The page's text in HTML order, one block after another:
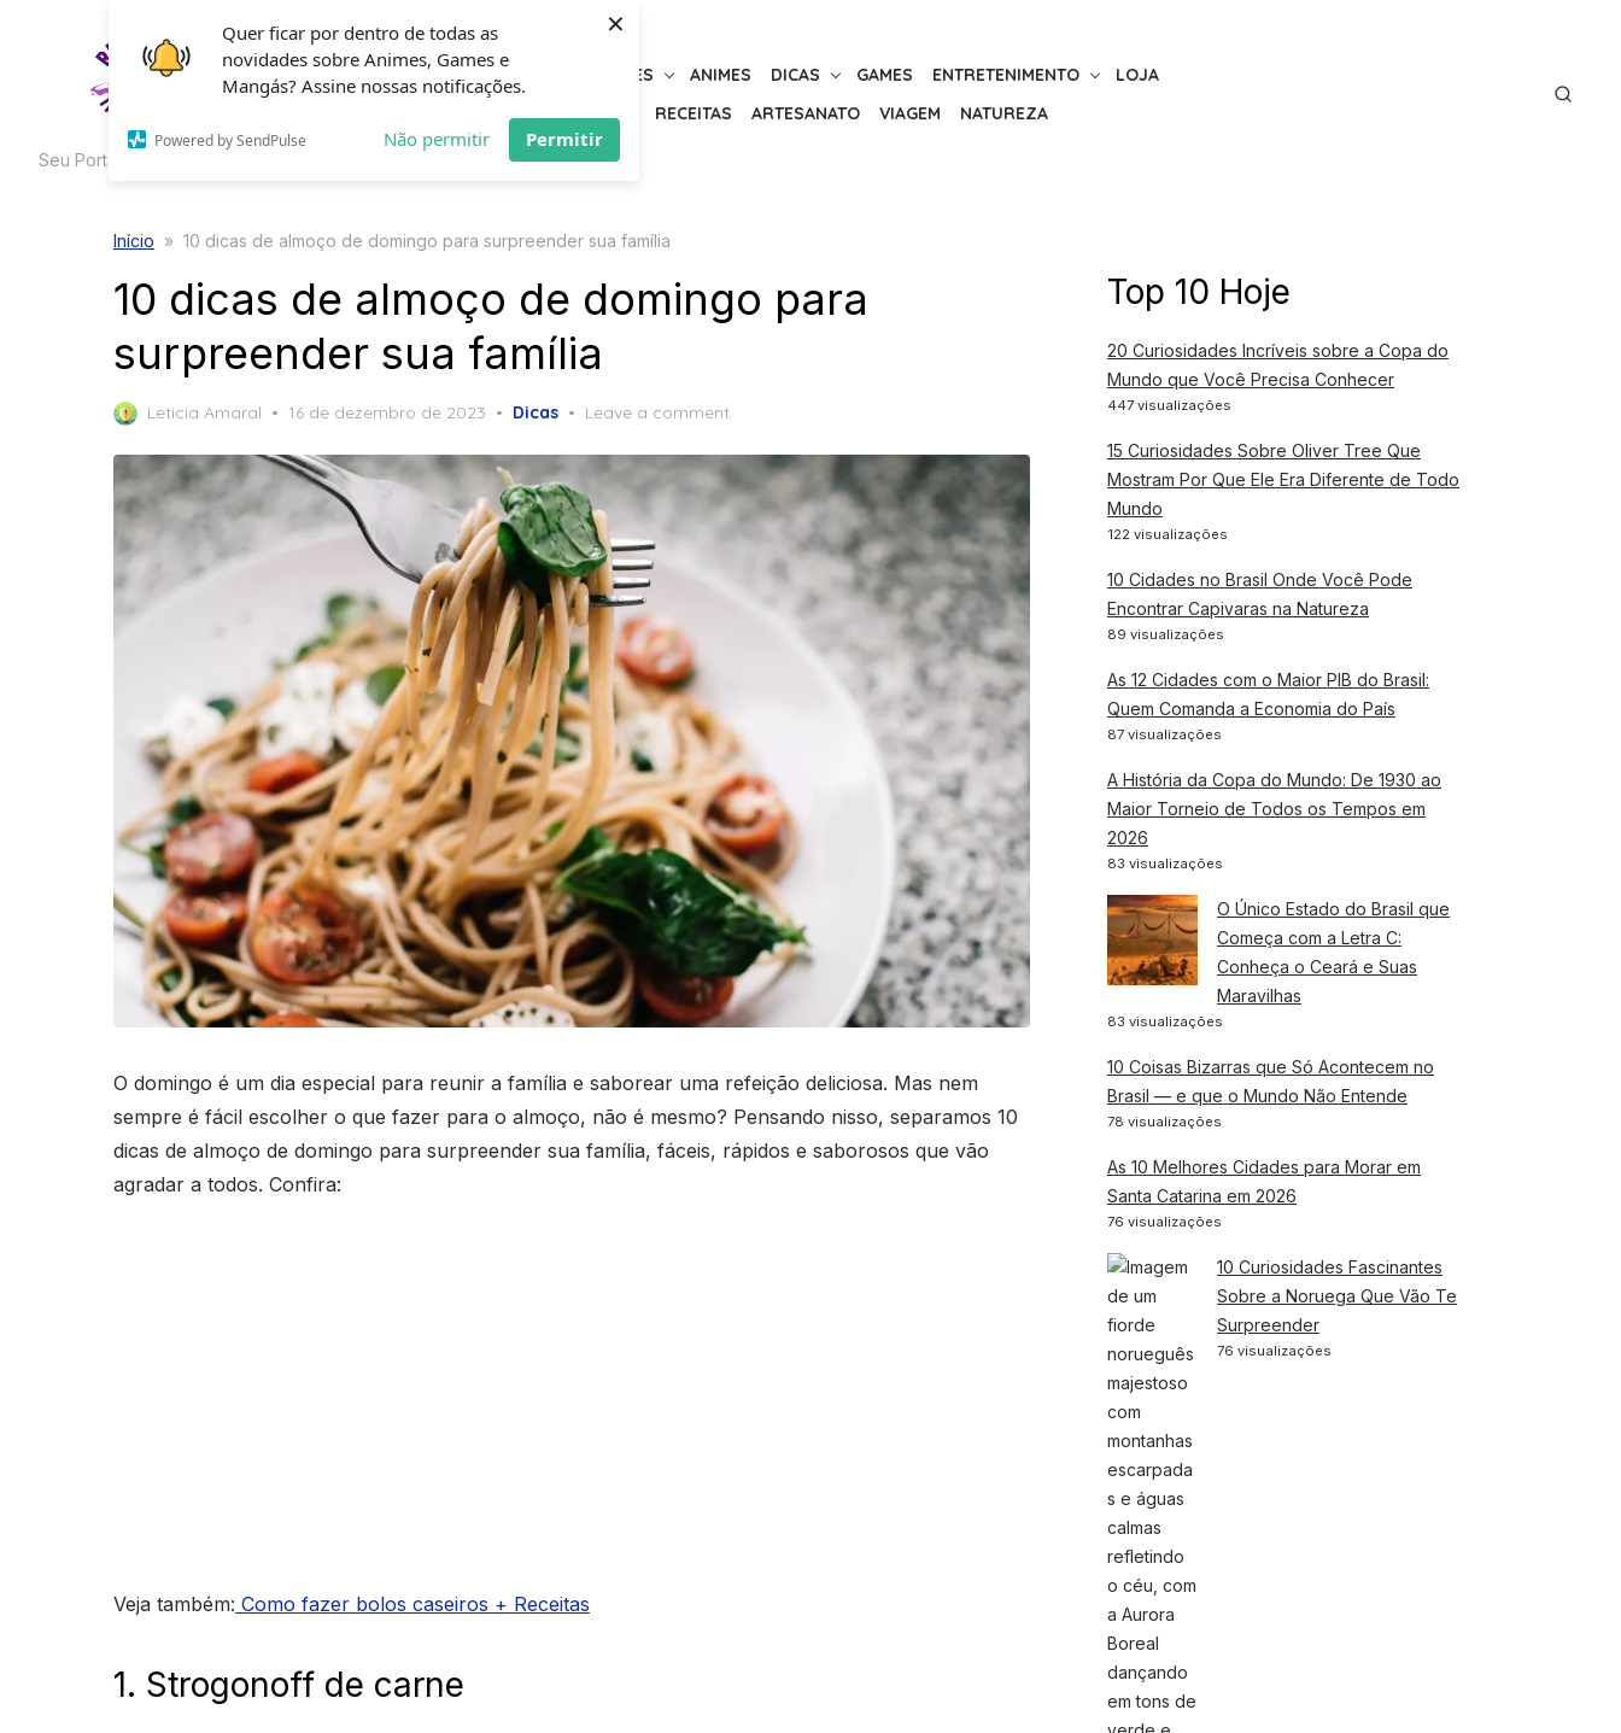
Quer ficar por dentro de todas as
novidades sobre Animes, Games e
Mangás? Assine nossas notificações.
Powered by SendPulse Não permitir Permitir
×
Seu Portal de Curiosidades
HOME CURIOSIDADES ANIMES DICAS GAMES ENTRETENIMENTO
LOJA
BELEZA
RECEITAS ARTESANATO VIAGEM NATUREZA
Início » 10 dicas de almoço de domingo para surpreender sua família
10 dicas de almoço de domingo para
surpreender sua família
Leticia Amaral
Posted
16 de dezembro de 2023 Dicas Leave a comment
O domingo é um dia especial para reunir a família e saborear uma refeição deliciosa. Mas nem
sempre é fácil escolher o que fazer para o almoço, não é mesmo? Pensando nisso, separamos 10
dicas de almoço de domingo para surpreender sua família, fáceis, rápidos e saborosos que vão
agradar a todos. Confira:
Veja também: Como fazer bolos caseiros + Receitas
1. Strogonoff de carne
Top 10 Hoje
20 Curiosidades Incríveis sobre a Copa do
Mundo que Você Precisa Conhecer
447 visualizações
15 Curiosidades Sobre Oliver Tree Que
Mostram Por Que Ele Era Diferente de Todo
Mundo
122 visualizações
10 Cidades no Brasil Onde Você Pode
Encontrar Capivaras na Natureza
89 visualizações
As 12 Cidades com o Maior PIB do Brasil:
Quem Comanda a Economia do País
87 visualizações
A História da Copa do Mundo: De 1930 ao
Maior Torneio de Todos os Tempos em
2026
83 visualizações
O Único Estado do Brasil que
Começa com a Letra C:
Conheça o Ceará e Suas
Maravilhas
83 visualizações
10 Coisas Bizarras que Só Acontecem no
Brasil — e que o Mundo Não Entende
78 visualizações
As 10 Melhores Cidades para Morar em
Santa Catarina em 2026
76 visualizações
10 Curiosidades Fascinantes
Sobre a Noruega Que Vão Te
Surpreender
76 visualizações